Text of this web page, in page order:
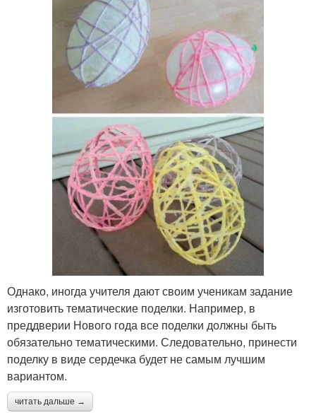
Однако, иногда учителя дают своим ученикам задание
изготовить тематические поделки. Например, в
преддверии Нового года все поделки должны быть
обязательно тематическими. Следовательно, принести
поделку в виде сердечка будет не самым лучшим
вариантом.
читать дальше →